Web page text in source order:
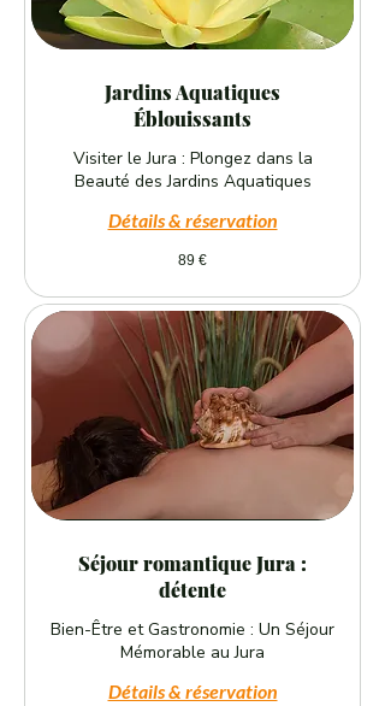
Jardins Aquatiques
Éblouissants
Visiter le Jura : Plongez dans la
Beauté des Jardins Aquatiques
Détails & réservation
89 €
Séjour romantique Jura :
détente
Bien-Être et Gastronomie : Un Séjour
Mémorable au Jura
Détails & réservation